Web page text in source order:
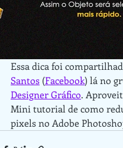
Essa dica foi
Santos (Facebook) lá no
Designer Gráfico.
Mini tutorial de como
pixels no Adobe